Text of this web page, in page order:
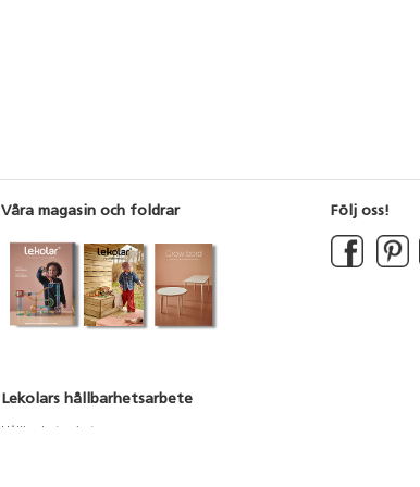
Våra magasin och foldrar
Lekolars hållbarhetsarbete
Följ oss!